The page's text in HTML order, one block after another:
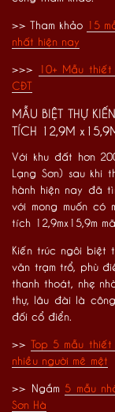
>> Tham khảo 15
nhất hiện nay
>>>
10+ Mẫu
CĐT
MẪU BIỆT THỰ
TÍCH 12,9M
Với khu đất hơn
Lạng Sơn) sau khi
hành hiện nay đã
với mong muốn có
tích 12,9mx15,9m
Kiến trúc ngôi biệt
văn trạm trổ, phù
thanh thoát, nhẹ
thự, lâu đài là
đối cổ điển.
>>Top 5 mẫu
nhiều người mê mệt
>> Ngắm 5 mẫu
Sơn Hà